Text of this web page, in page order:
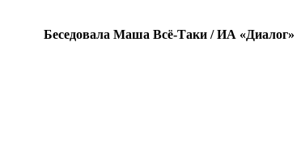
Беседовала Маша Всё-Таки / ИА «Диалог»